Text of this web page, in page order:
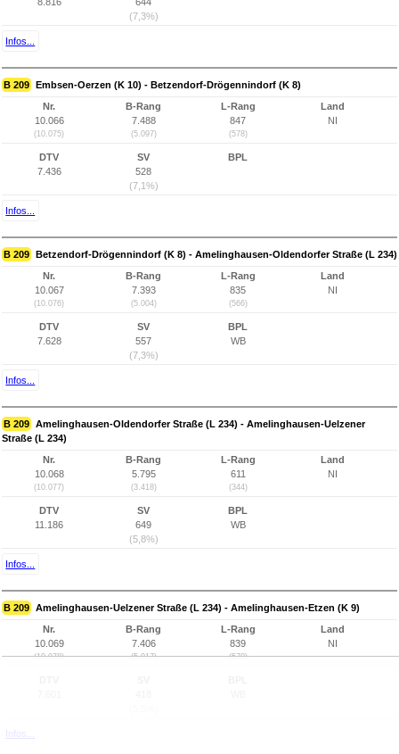
(7,3%)
Infos...
B 209 Embsen-Oerzen (K 10) - Betzendorf-Drögennindorf (K 8)
Nr.
10.066
(10.075)
B-Rang
7.488
(5.097)
L-Rang
847
(578)
Land
NI
DTV
7.436
SV
528
(7,1%)
BPL
Infos...
B 209 Betzendorf-Drögennindorf (K 8) - Amelinghausen-Oldendorfer Straße (L 234)
Nr.
10.067
(10.076)
B-Rang
7.393
(5.004)
L-Rang
835
(566)
Land
NI
DTV
7.628
SV
557
(7,3%)
BPL
WB
Infos...
B 209 Amelinghausen-Oldendorfer Straße (L 234) - Amelinghausen-Uelzener
Straße (L 234)
Nr.
10.068
(10.077)
B-Rang
5.795
(3.418)
L-Rang
611
(344)
Land
NI
DTV
11.186
SV
649
(5,8%)
BPL
WB
Infos...
B 209 Amelinghausen-Uelzener Straße (L 234) - Amelinghausen-Etzen (K 9)
Nr.
10.069
(10.078)
B-Rang
7.406
(5.017)
L-Rang
839
(570)
Land
NI
Infos...